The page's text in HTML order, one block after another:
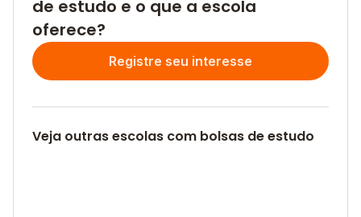
de estudo e o que a escola
oferece?
Registre seu interesse
Veja outras escolas com bolsas de estudo